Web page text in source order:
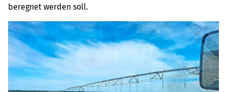
beregnet werden soll.